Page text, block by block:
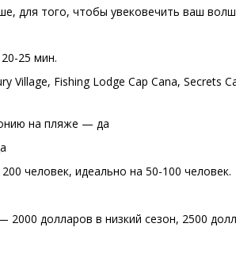
для того, чтобы увековечить ваш
25 мин.
Fishing Lodge Cap Cana, Secrets
на пляже — да
человек, идеально на 50-100 человек.
долларов в низкий сезон, 2500